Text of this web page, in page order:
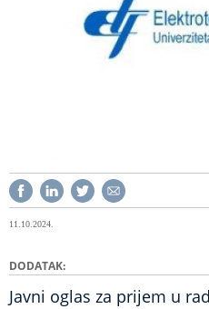
11.10.2024.
DODATAK
Javni oglas za prijem u